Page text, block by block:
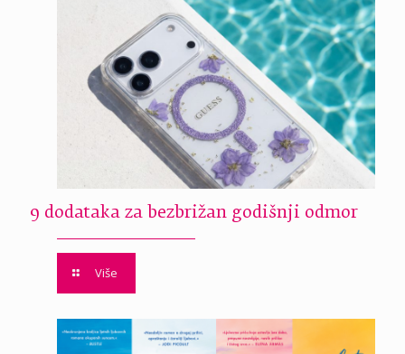
9 dodataka za bezbrižan godišnji odmor
Više